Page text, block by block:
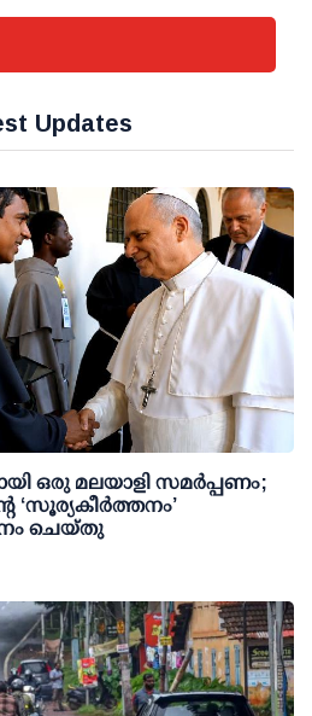
Updates
ഒരു മലയാളി സമർപ്പണം;
‘സൂര്യകീർത്തനം’
ചെയ്തു